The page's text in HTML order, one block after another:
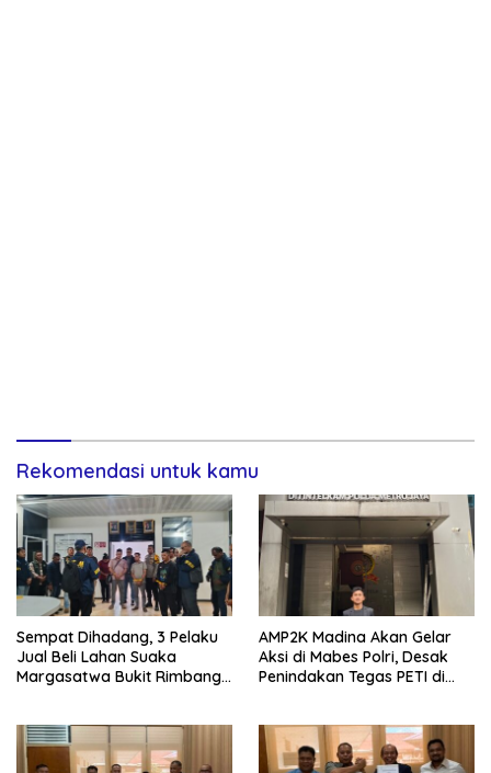
Rekomendasi untuk kamu
Sempat Dihadang, 3 Pelaku
Jual Beli Lahan Suaka
Margasatwa Bukit Rimbang
AMP2K Madina Akan Gelar
Aksi di Mabes Polri, Desak
Penindakan Tegas PETI di